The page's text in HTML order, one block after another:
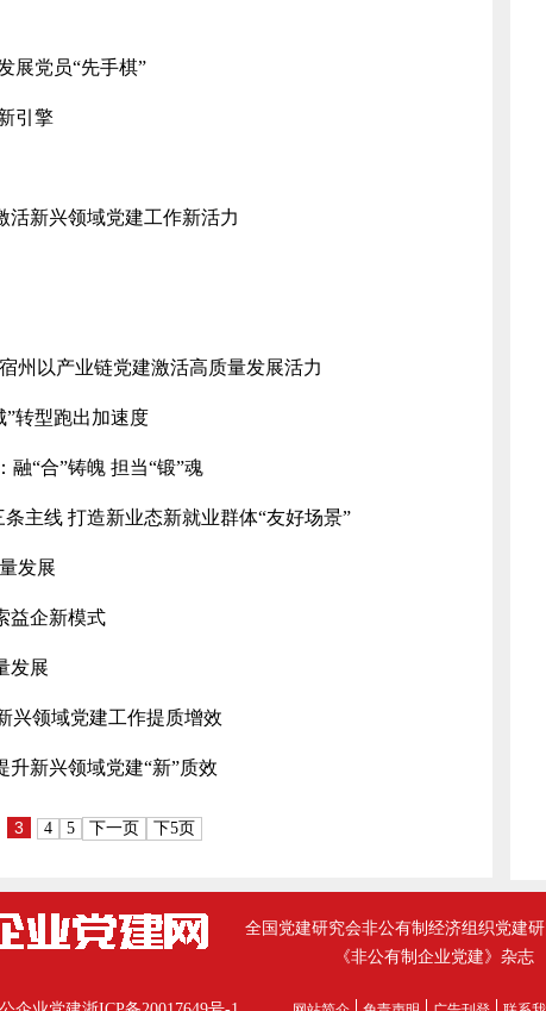
展党员“先手棋”
引擎
活新兴领域党建工作新活力
以产业链党建激活高质量发展活力
转型跑出加速度
“合”铸魄 担当“锻”魂
主线 打造新业态新就业群体“友好场景”
发展
益企新模式
发展
兴领域党建工作提质增效
升新兴领域党建“新”质效
3 4 5 下一页 下5页
全国党建研究会非公有制经济组织党建
《非公有制企业党建》杂志